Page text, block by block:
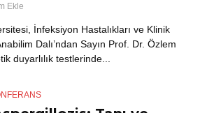
Ekle
İnfeksiyon Hastalıkları ve Klinik
Dalı’ndan Sayın Prof. Dr. Özlem
duyarlılık testlerinde...